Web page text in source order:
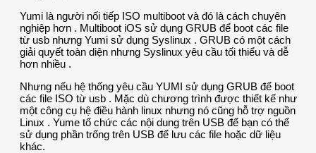
Yumi là người nối tiếp ISO multiboot và đó là cách chuyên
nghiệp hơn . Multiboot iOS sử dụng GRUB để boot các file
từ usb nhưng Yumi sử dụng Syslinux . GRUB có một cách
giải quyết toàn diện nhưng Syslinux yêu cầu tối thiểu và dễ
hơn nhiều .
Nhưng nếu hệ thống yêu cầu YUMI sử dụng GRUB để boot
các file ISO từ usb . Mặc dù chương trình được thiết kế như
một công cụ hệ điều hành linux nhưng nó cũng hỗ trợ nguồn
Linux . Yume tổ chức các nội dung trên USB để bạn có thể
sử dụng phần trống trên USB để lưu các file hoặc dữ liệu
khác.